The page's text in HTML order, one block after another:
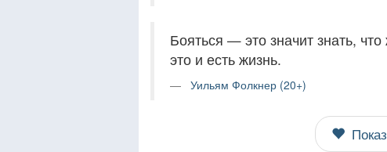
Бояться — это значит знать,
это и есть жизнь.
Уильям Фолкнер (20+)